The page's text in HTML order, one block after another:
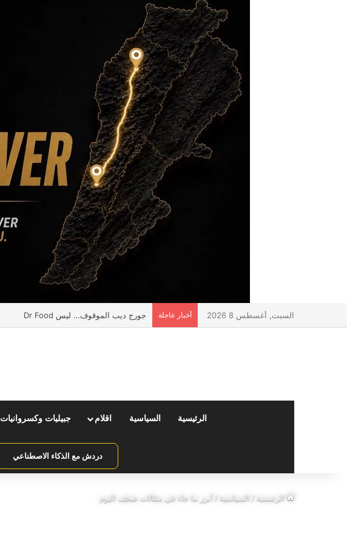
السبت, أغسطس 8 2026 أخبار عاجلة جورج ديب الموقوف… ليس Dr Food
الرئيسية السياسية اقلام جبيليات وكسروانيات
دردش مع الذكاء الاصطناعي
الرئيسية/ السياسية/ أبرز ما جاء في مقالات صحف اليوم